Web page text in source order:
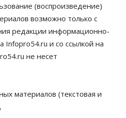
смогут добровольно
дети: в десяти
области введут
(воспроизведение)
возможно только с
редакции информационно-
Infopro54.ru и со ссылкой на
не несет
материалов (текстовая и